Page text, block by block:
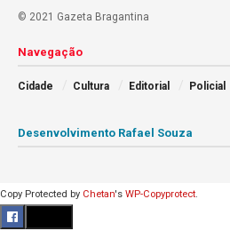
© 2021 Gazeta Bragantina
Navegação
Cidade Cultura Editorial Policial
Desenvolvimento Rafael Souza
Copy Protected by Chetan's WP-Copyprotect.